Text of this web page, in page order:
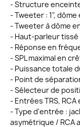
- Structure
- Tweeter : 1",
- Tweeter à dôme
- Haut-parleur tissé
- Réponse en
- SPL maximal en
- Puissance totale
- Point de
- Sélecteur de
- Entrées TRS, RCA
- Type d'entrée :
asymétrique / RCA